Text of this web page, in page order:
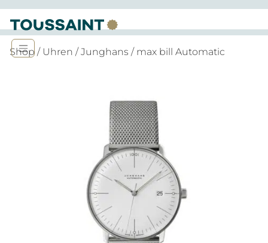
Shop / Uhren /Junghans / max bill Automatic